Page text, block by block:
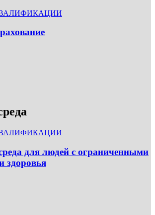
для людей с ограниченными
здоровья